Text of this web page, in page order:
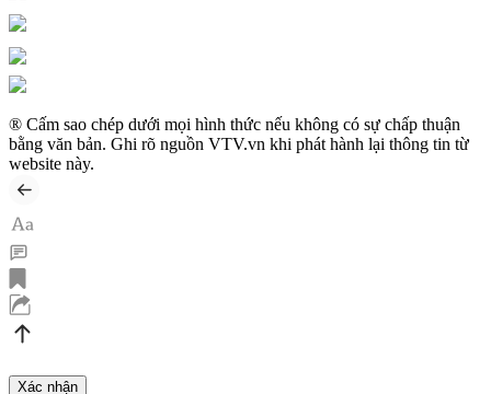
® Cấm sao chép dưới mọi hình thức nếu không có sự chấp thuận
bằng văn bản. Ghi rõ nguồn VTV.vn khi phát hành lại thông tin từ
website này.